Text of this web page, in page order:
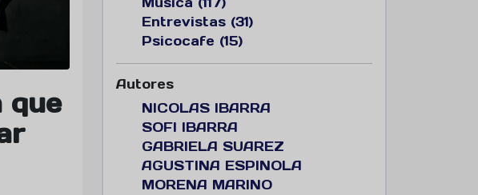
que
Entrevistas (31)
Psicocafe (15)
Autores
NICOLAS IBARRA
SOFI IBARRA
GABRIELA SUAREZ
AGUSTINA ESPINOLA
MORENA MARINO